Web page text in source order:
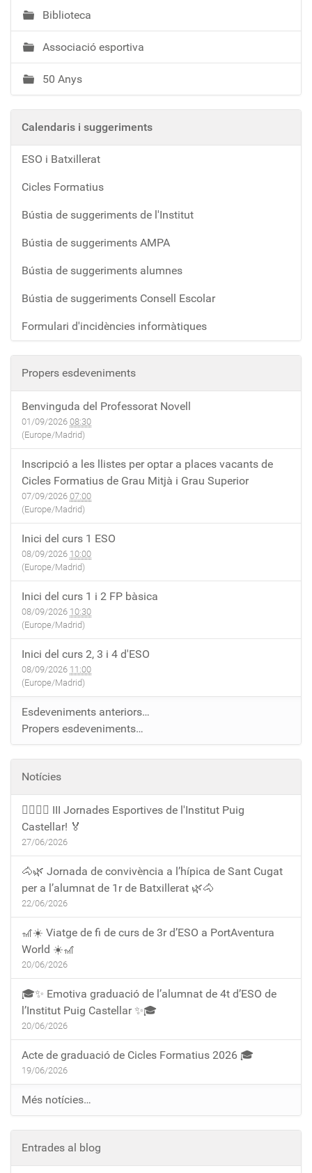
Biblioteca
Associació esportiva
50 Anys
Calendaris i suggeriments
ESO i Batxillerat
Cicles Formatius
Bústia de suggeriments de l'Institut
Bústia de suggeriments AMPA
Bústia de suggeriments alumnes
Bústia de suggeriments Consell Escolar
Formulari d'incidències informàtiques
Propers esdeveniments
Benvinguda del Professorat Novell
01/09/2026 08:30
(Europe/Madrid)
Inscripció a les llistes per optar a places vacants de
Cicles Formatius de Grau Mitjà i Grau Superior
07/09/2026 07:00
(Europe/Madrid)
Inici del curs 1 ESO
08/09/2026 10:00
(Europe/Madrid)
Inici del curs 1 i 2 FP bàsica
08/09/2026 10:30
(Europe/Madrid)
Inici del curs 2, 3 i 4 d'ESO
08/09/2026 11:00
(Europe/Madrid)
Esdeveniments anteriors…
Propers esdeveniments…
Notícies
🏃‍♀️🏃‍♂️ III Jornades Esportives de l'Institut Puig
Castellar! 🏅
27/06/2026
🐴🌿 Jornada de convivència a l’hípica de Sant Cugat
per a l’alumnat de 1r de Batxillerat 🌿🐴
22/06/2026
🎢☀️ Viatge de fi de curs de 3r d’ESO a PortAventura
World ☀️🎢
20/06/2026
🎓✨ Emotiva graduació de l’alumnat de 4t d’ESO de
l’Institut Puig Castellar ✨🎓
20/06/2026
Acte de graduació de Cicles Formatius 2026 🎓
19/06/2026
Més notícies…
Entrades al blog